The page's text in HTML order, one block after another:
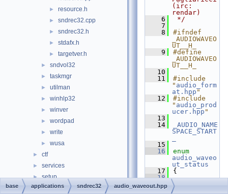
► resource.h
► sndrec32.cpp
► sndrec32.h
► stdafx.h
► targetver.h
► sndvol32
► taskmgr
► utilman
► winhlp32
► winver
► wordpad
► write
► wusa
► ctf
► services
► setup
► shell
(irc:
rendar)
    6
*/
    7
    8
#ifndef
_AUDIOWAVEO
UT__H_
    9
#define
_AUDIOWAVEO
UT__H_
   10
   11
#include
" audio_form
at.hpp "
   12
#include
" audio_prod
ucer.hpp "
   13
   14
_AUDIO_NAME
SPACE_START
   15
   16
enum
audio_waveo
ut_status
   17
{
   18
WAVEOUT_NOT
READY
base applications sndrec32 audio_waveout.hpp